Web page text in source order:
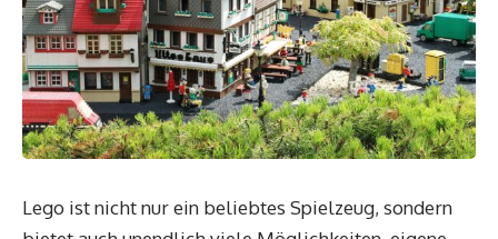
Lego ist nicht nur ein beliebtes Spielzeug, sondern